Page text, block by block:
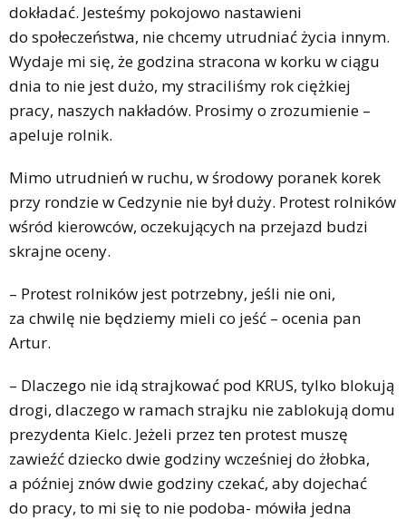
dokładać. Jesteśmy pokojowo nastawieni
do społeczeństwa, nie chcemy utrudniać życia innym.
Wydaje mi się, że godzina stracona w korku w ciągu
dnia to nie jest dużo, my straciliśmy rok ciężkiej
pracy, naszych nakładów. Prosimy o zrozumienie –
apeluje rolnik.
Mimo utrudnień w ruchu, w środowy poranek korek
przy rondzie w Cedzynie nie był duży. Protest rolników
wśród kierowców, oczekujących na przejazd budzi
skrajne oceny.
– Protest rolników jest potrzebny, jeśli nie oni,
za chwilę nie będziemy mieli co jeść – ocenia pan
Artur.
– Dlaczego nie idą strajkować pod KRUS, tylko blokują
drogi, dlaczego w ramach strajku nie zablokują domu
prezydenta Kielc. Jeżeli przez ten protest muszę
zawieźć dziecko dwie godziny wcześniej do żłobka,
a później znów dwie godziny czekać, aby dojechać
do pracy, to mi się to nie podoba- mówiła jedna